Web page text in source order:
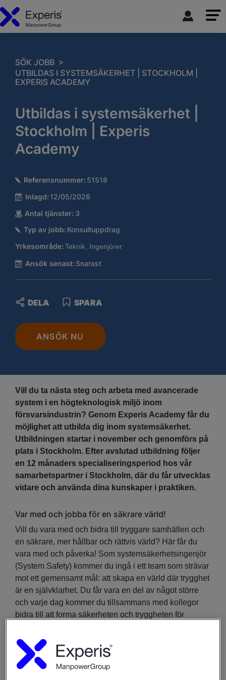
SÖK JOBB >
UTBILDAS I SYSTEMSÄKERHET | STOCKHOLM |
EXPERIS ACADEMY
Utbildas i systemsäkerhet |
Stockholm | Experis
Academy
Referensnummer: 51518
Inlagd: 12/05/2026
Antal tjänster: 3
Typ av jobb: Konsultuppdrag
Yrkesområde: Teknik, Ingenjörer
Ansök senast: Snarast
ANSÖK NU
SPARA
DELA
Vill du ta nästa steg och arbeta med avancerade
system i en högteknologisk miljö inom
försvarsindustrin? Genom Experis Academy får du
möjlighet att utbilda dig inom systemsäkerhet.
Utbildningen startar i november och genomförs på
plats i Stockholm. Efter avslutad utbildning följer
en 12 månaders specialiseringsperiod hos vår
samarbetspartner i Stockholm, där du får utvecklas
vidare och använda dina kunskaper i praktiken.
Var med och jobba för en säkrare värld!
Vill du vara med och bidra till tryggare samhällen och
en säkrare, mer hållbar och rättvis värld? Här får du
vara med och påverka! Som systemsäkerhetsingenjör
(System Safety) kommer du ingå i ett team som strävar
mot ett gemensamt mål: att skapa en värld där trygghet
är en självklarhet. Du får vara en del av något större
och varje dag kommer du tillsammans med kollegor
bidra till att forma säkerheten och tryggheten för
Steg 1 - Utbildning: Experis Academys utbildning
inom systemsäkerhet